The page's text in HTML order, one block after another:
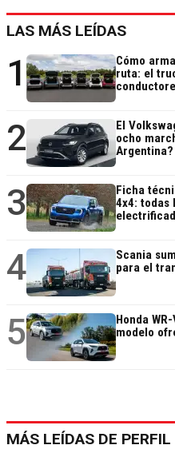
LAS MÁS LEÍDAS
1
Cómo
ruta: el
2
El
ocho
Argentina?
3
Ficha
4x4: todas
4
Scania
para el
5
Honda
modelo
MÁS LEÍDAS DE PERFIL